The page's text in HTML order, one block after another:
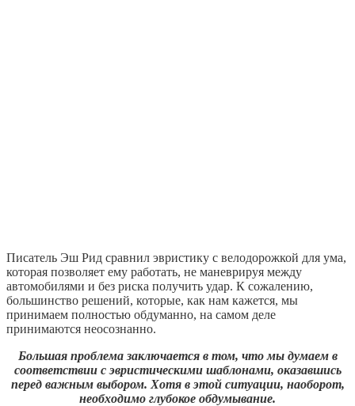
Писатель Эш Рид сравнил эвристику с велодорожкой для ума,
которая позволяет ему работать, не маневрируя между
автомобилями и без риска получить удар. К сожалению,
большинство решений, которые, как нам кажется, мы
принимаем полностью обдуманно, на самом деле
принимаются неосознанно.
Большая проблема заключается в том, что мы думаем в
соответствии с эвристическими шаблонами, оказавшись
перед важным выбором. Хотя в этой ситуации, наоборот,
необходимо глубокое обдумывание.